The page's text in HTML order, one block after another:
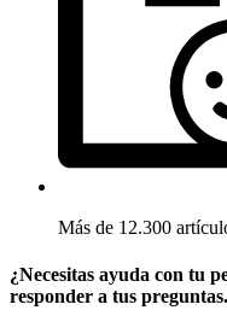
Más de 12.300
¿Necesitas ayuda con tu
responder a tus preguntas.